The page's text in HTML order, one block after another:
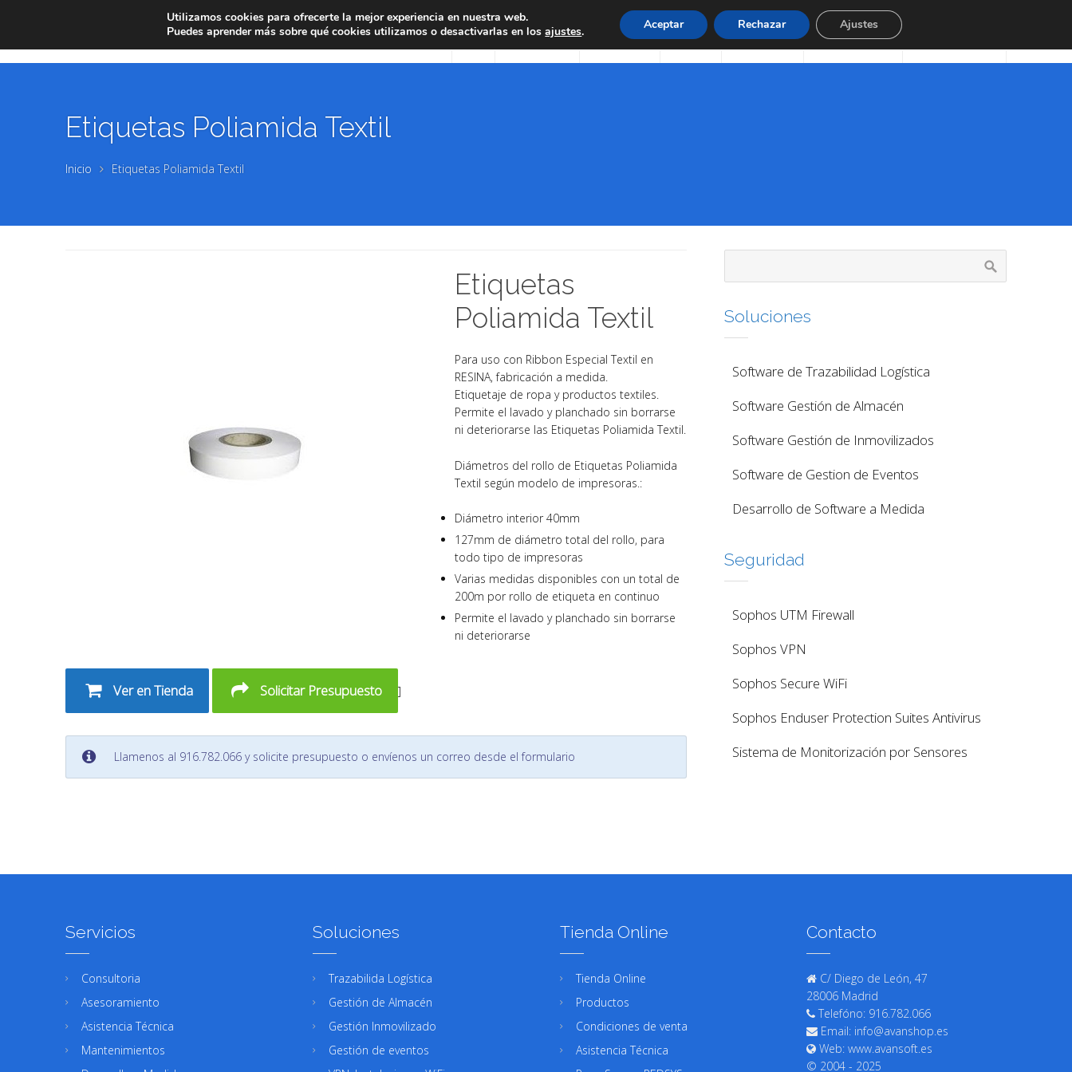
Inicio Soluciones Seguridad Servicios Productos Quienes Somos
Etiquetas Poliamida Textil
Inicio Etiquetas Poliamida Textil
Etiquetas
Poliamida Textil
Para uso con Ribbon Especial Textil en
RESINA, fabricación a medida.
Etiquetaje de ropa y productos textiles.
Permite el lavado y planchado sin borrarse
ni deteriorarse las Etiquetas Poliamida Textil.
Diámetros del rollo de Etiquetas Poliamida
Textil según modelo de impresoras.:
Diámetro interior 40mm
127mm de diámetro total del rollo, para
todo tipo de impresoras
Varias medidas disponibles con un total de
200m por rollo de etiqueta en continuo
Permite el lavado y planchado sin borrarse
ni deteriorarse
Ver en Tienda Solicitar Presupuesto ]
Llamenos al 916.782.066 y solicite presupuesto o envíenos un correo desde el formulario
Soluciones
Software de Trazabilidad Logística
Software Gestión de Almacén
Software Gestión de Inmovilizados
Software de Gestion de Eventos
Desarrollo de Software a Medida
Seguridad
Sophos UTM Firewall
Sophos VPN
Sophos Secure WiFi
Sophos Enduser Protection Suites Antivirus
Sistema de Monitorización por Sensores
Servicios
Consultoria
Asesoramiento
Asistencia Técnica
Mantenimientos
Soluciones
Trazabilida Logística
Gestión de Almacén
Gestión Inmovilizado
Gestión de eventos
Tienda Online
Tienda Online
Productos
Condiciones de venta
Asistencia Técnica
Contacto
C/ Diego de León, 47
28006 Madrid
Telefóno: 916.782.066
Email: info@avanshop.es
Web: www.avansoft.es
© 2004 - 2025
Utilizamos cookies para ofrecerte la mejor experiencia en nuestra web.
Puedes aprender más sobre qué cookies utilizamos o desactivarlas en losajustes. Aceptar Rechazar Ajustes